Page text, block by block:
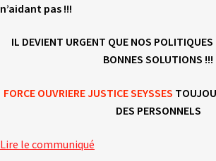
n’aidant pas !!!
IL DEVIENT URGENT QUE NOS
BONNES SOLUTIONS !!!
FORCE OUVRIERE JUSTICE SEYSSES
DES PERSONNELS
Lire le communiqué